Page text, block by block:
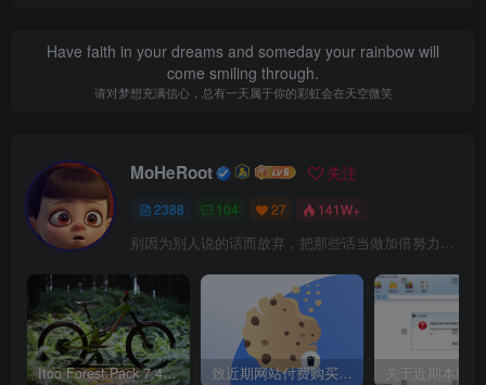
Have faith in your dreams and someday your rainbow will
come smiling through.
请对梦想充满信心，总有一天属于你的彩虹会在天空微笑
MoHeRoot 关注
2388 104 27 141W+
别因为别人说的话而放弃，把那些话当做加倍努力的动力
Itoo Forest Pack 7.4.20 森林插件 For 3DSMAX 2014 ~ 2023 汉化永久版 致近期网站付费购买资源及会员用户后，网页显示依然没有购买解决方法！